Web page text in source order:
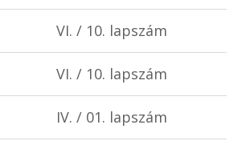
VI. / 10. lapszám
VI. / 10. lapszám
IV. / 01. lapszám